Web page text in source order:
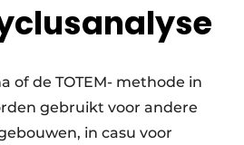
of de TOTEM- methode in
gebruikt voor andere
in casu voor